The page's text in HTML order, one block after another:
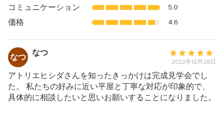
5
つ
星
5
コミュニケーション 5.0
価格 4.6
なつ なつ
平
均
評
価：
5
2022年12月28日
アトリエヒシダさんを知ったきっかけは完成見学会でし
た。 私たちの好みに近い平屋と丁寧な対応が印象的で、
具体的に相談したいと思いお願いすることになりました。